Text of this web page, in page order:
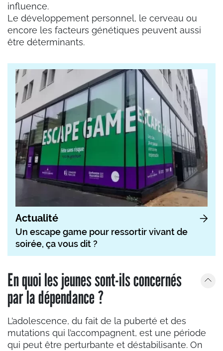
influence.
Le développement personnel, le cerveau ou
encore les facteurs génétiques peuvent aussi
être déterminants.
Actualité
Un escape game pour ressortir vivant de
soirée, ça vous dit ?
En quoi les jeunes sont-ils concernés
par la dépendance ?
L’adolescence, du fait de la puberté et des
mutations qui l’accompagnent, est une période
qui peut être perturbante et déstabilisante. On